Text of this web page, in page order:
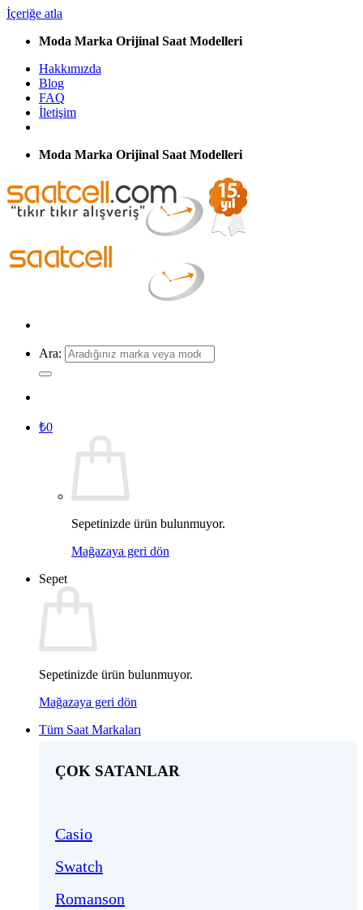
İçeriğe atla
Moda Marka Orijinal Saat Modelleri
Hakkımızda
Blog
FAQ
İletişim
Moda Marka Orijinal Saat Modelleri
Ara:
₺0
Sepetinizde ürün bulunmuyor.
Mağazaya geri dön
Sepet
Sepetinizde ürün bulunmuyor.
Mağazaya geri dön
Tüm Saat Markaları
ÇOK SATANLAR
Casio
Swatch
Romanson